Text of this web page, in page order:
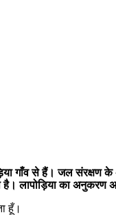
गाँव से हैं। जल संरक्षण
है। लापोड़िया का अनुकरण
हूँ।